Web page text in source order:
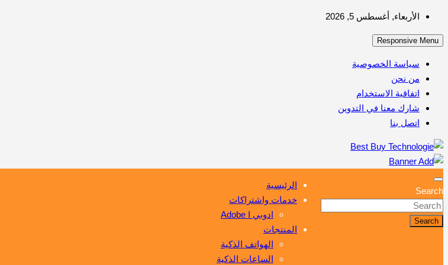
Skip
content
الأربعاء, أغسطس 5, 2026
Responsive Menu
سياسة الخصوصية
من نحن
اتفاقية الاستخدام
شارك معنا في التدوين
اتصل بنا
Best Buy Technologie
أهم مبيعات عالم التكنولوجيا
Search
Search
الرئيسية
خدمات واشتراكات
ادوبي Adobe I
المنتجات
الهواتف الذكية
الساعات الذكية